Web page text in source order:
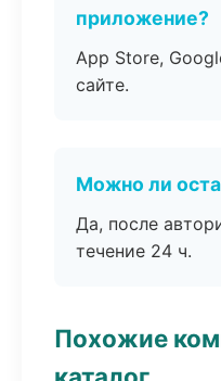
приложение?
App Store,
сайте.
Можно ли
Да, после
течение 24 ч.
Похожие